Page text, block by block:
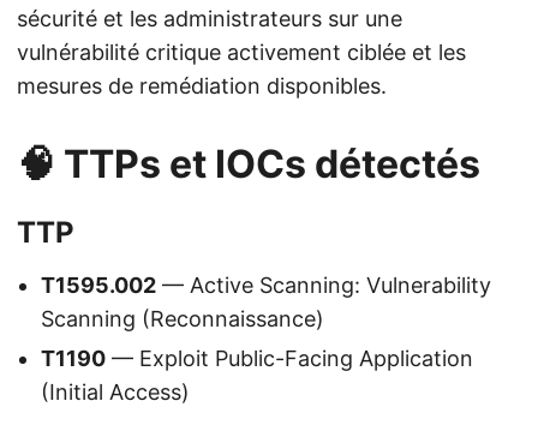
sécurité et les administrateurs sur une
vulnérabilité critique activement ciblée et les
mesures de remédiation disponibles.
🧠 TTPs et IOCs détectés
TTP
T1595.002 — Active Scanning: Vulnerability
Scanning (Reconnaissance)
T1190 — Exploit Public-Facing Application
(Initial Access)